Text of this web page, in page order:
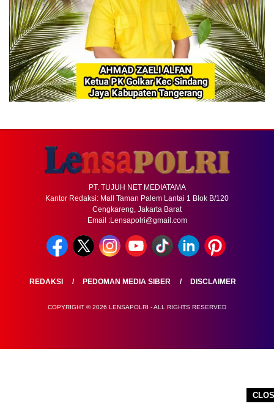
PT. TUJUH NET MEDIATAMA
Kantor Redaksi: Mall Taman Palem Lantai 1 Blok B/120
Cengkareng, Jakarta Barat
Email :Lensapolri@gmail.com
REDAKSI PEDOMAN MEDIA SIBER DISCLAIMER
COPYRIGHT © 2026 LENSAPOLRI - ALL RIGHTS RESERVED